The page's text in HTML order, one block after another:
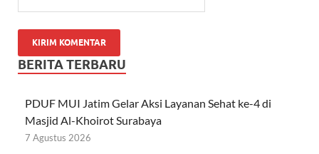
BERITA TERBARU
PDUF MUI Jatim Gelar Aksi Layanan Sehat ke-4 di
Masjid Al-Khoirot Surabaya
7 Agustus 2026